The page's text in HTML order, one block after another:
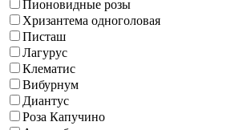
Пионовидные розы
Хризантема одноголовая
Писташ
Лагурус
Клематис
Вибурнум
Диантус
Роза Капучино